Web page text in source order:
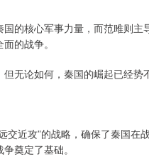
的核心军事力量，而范雎则主
的战争。
无论如何，秦国的崛起已经势
交近攻”的战略，确保了秦国在
奠定了基础。